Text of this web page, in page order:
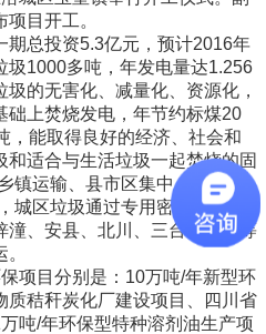
目开工。
总投资5.3亿元，预计2016年
圾1000多吨，年发电量达1.256
的无害化、减量化、资源化，
础上焚烧发电，年节约标煤20
，能取得良好的经济、社会和
适合与生活垃圾一起焚烧的固
镇运输、县市区集中，中科绵
城区垃圾通过专用密闭压缩车
潼、安县、北川、三台、盐亭等
目分别是：10万吨/年新型环
质秸秆炭化厂建设项目、四川省
吨/年环保型特种溶剂油生产项